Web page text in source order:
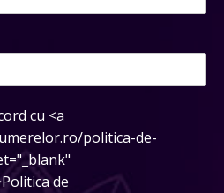
cu <a
politica-de-
de